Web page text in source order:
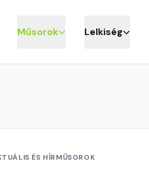
Műsorok Lelkiség
ÉS HÍRMŰSOROK